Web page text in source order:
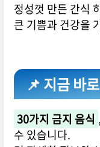
정성껏 만든 간식
큰 기쁨과 건강을
📌 지금 바
30가지 금지 음식
수 있습니다.